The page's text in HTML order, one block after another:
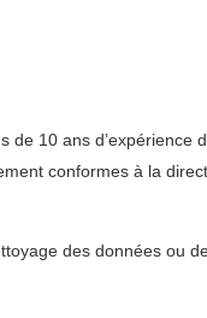
10 ans d’expérience
conformes à la
des données ou